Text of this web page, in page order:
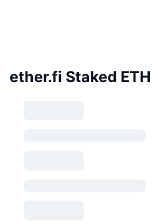
ether.fi Staked ETH